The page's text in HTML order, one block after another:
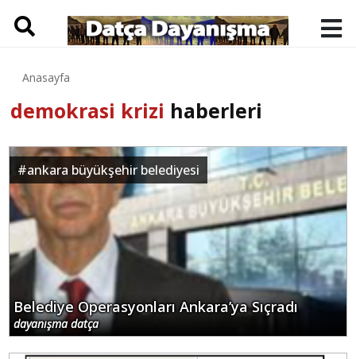
Anasayfa
demokrasi krizi haberleri
#ankara büyükşehir belediyesi
Belediye Operasyonları Ankara’ya Sıçradı
dayanışma datça